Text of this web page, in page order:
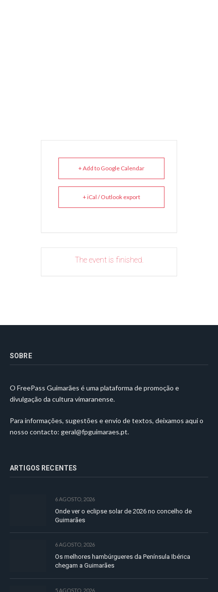
+ Add to Google Calendar
+ iCal / Outlook export
The event is finished.
SOBRE
O FreePass Guimarães é uma plataforma de promoção e
divulgação da cultura vimaranense.
Para informações, sugestões e envio de textos, deixamos aqui o
nosso contacto: geral@fpguimaraes.pt.
ARTIGOS RECENTES
6 AGOSTO, 2026
Onde ver o eclipse solar de 2026 no concelho de
Guimarães
6 AGOSTO, 2026
Os melhores hambúrgueres da Península Ibérica
chegam a Guimarães
5 AGOSTO, 2026